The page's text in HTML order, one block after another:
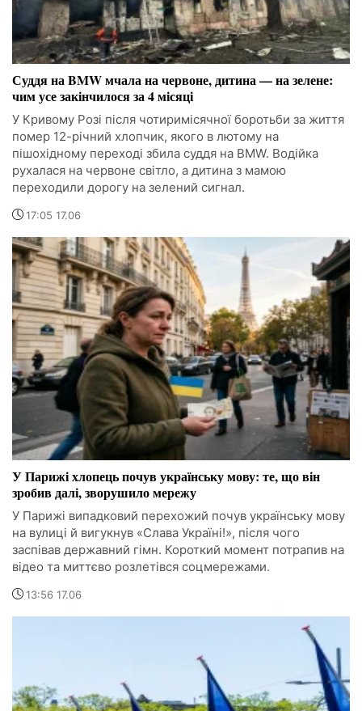
Суддя на BMW мчала на червоне, дитина — на зелене:
чим усе закінчилося за 4 місяці
У Кривому Розі після чотиримісячної боротьби за життя
помер 12-річний хлопчик, якого в лютому на
пішохідному переході збила суддя на BMW. Водійка
рухалася на червоне світло, а дитина з мамою
переходили дорогу на зелений сигнал.
17:05 17.06
У Парижі хлопець почув українську мову: те, що він
зробив далі, зворушило мережу
У Парижі випадковий перехожий почув українську мову
на вулиці й вигукнув «Слава Україні!», після чого
заспівав державний гімн. Короткий момент потрапив на
відео та миттєво розлетівся соцмережами.
13:56 17.06